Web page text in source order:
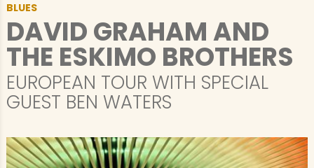
BLUES
DAVID GRAHAM AND
THE ESKIMO BROTHERS
EUROPEAN TOUR WITH SPECIAL
GUEST BEN WATERS